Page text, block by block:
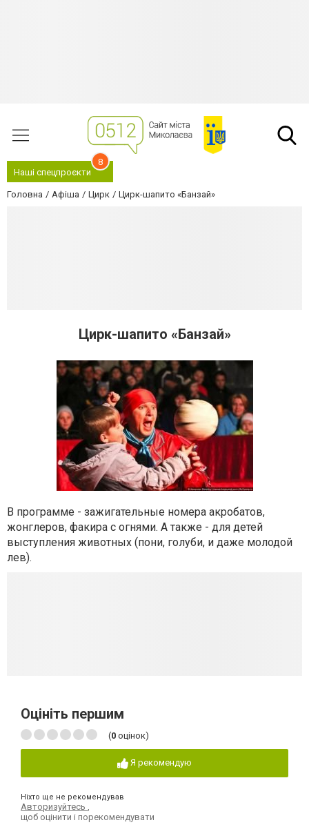
Наші спецпроєкти
8
Головна Афіша Цирк Цирк-шапито «Банзай»
Цирк-шапито «Банзай»
В программе - зажигательные номера акробатов,
жонглеров, факира с огнями. А также - для детей
выступления животных (пони, голуби, и даже молодой
лев).
Оцініть першим
(0 оцінок)
Я рекомендую
Ніхто ще не рекомендував
Авторизуйтесь
щоб оцінити і порекомендувати